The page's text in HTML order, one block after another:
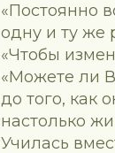
«Постоянно
одну и ту же
«Чтобы
«Можете ли
до того, как
настолько
Училась